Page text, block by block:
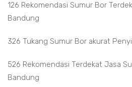
126 Rekomendasi Sumur Bor
Bandung
326 Tukang Sumur Bor akurat
526 Rekomendasi Terdekat Jasa
Bandung